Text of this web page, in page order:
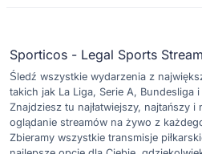
Sporticos - Legal Sports
Śledź wszystkie wydarzenia z
takich jak La Liga, Serie A, Bundesliga
Znajdziesz tu najłatwiejszy, najtańszy
oglądanie streamów na żywo z
Zbieramy wszystkie transmisje